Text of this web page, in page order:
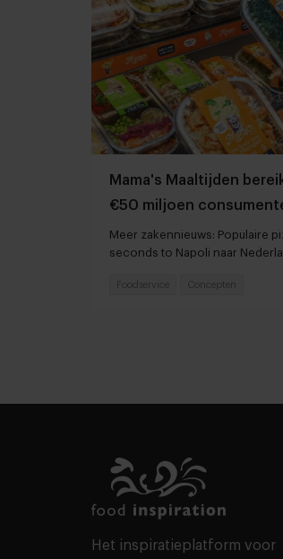
Mama's Maaltijden
€50 miljoen
Meer zakennieuws: Populaire
seconds to Napoli naar
Foodservice Concepten
Het inspiratieplatform voor